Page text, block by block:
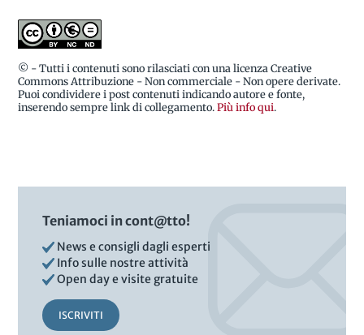
© - Tutti i contenuti sono rilasciati con una licenza Creative
Commons Attribuzione - Non commerciale - Non opere derivate.
Puoi condividere i post contenuti indicando autore e fonte,
inserendo sempre link di collegamento.Più info qui.
Teniamoci in cont@tto!
News e consigli dagli esperti
Info sulle nostre attività
Open day e visite gratuite
ISCRIVITI